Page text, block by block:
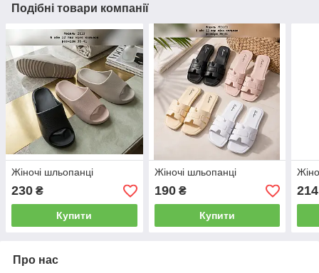
Подібні товари компанії
Жіночі шльопанці
230 ₴
Купити
Жіночі шльопанці
190₴
Купити
214
Про нас